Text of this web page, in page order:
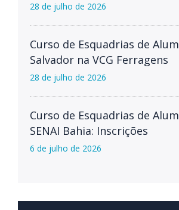
28 de julho de 2026
Curso de Esquadrias de
Salvador na VCG Ferragens
28 de julho de 2026
Curso de Esquadrias de
SENAI Bahia: Inscrições
6 de julho de 2026